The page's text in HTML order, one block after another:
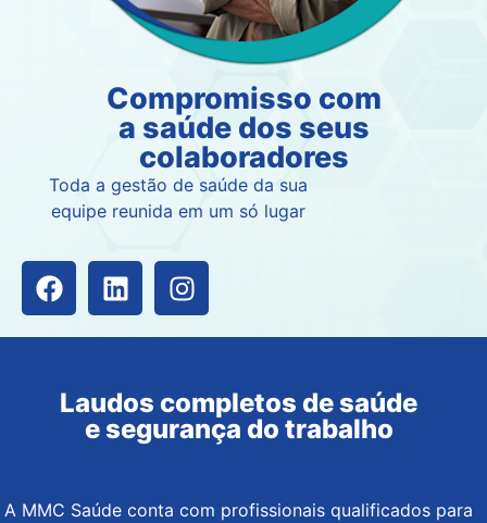
Compromisso com
a saúde dos seus
colaboradores
Toda a gestão de saúde da sua
equipe reunida em um só lugar
Laudos completos de saúde
e segurança do trabalho
A MMC Saúde conta com profissionais qualificados para